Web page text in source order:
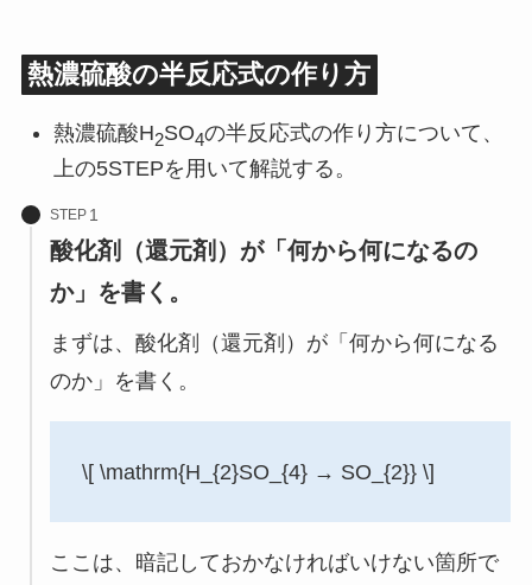
熱濃硫酸の半反応式の作り方
熱濃硫酸H2SO4の半反応式の作り方について、
上の5STEPを用いて解説する。
STEP
酸化剤（還元剤）が「何から何になるの
か」を書く。
まずは、酸化剤（還元剤）が「何から何になる
のか」を書く。
\[ \mathrm{H_{2}SO_{4} → SO_{2}} \]
ここは、暗記しておかなければいけない箇所で